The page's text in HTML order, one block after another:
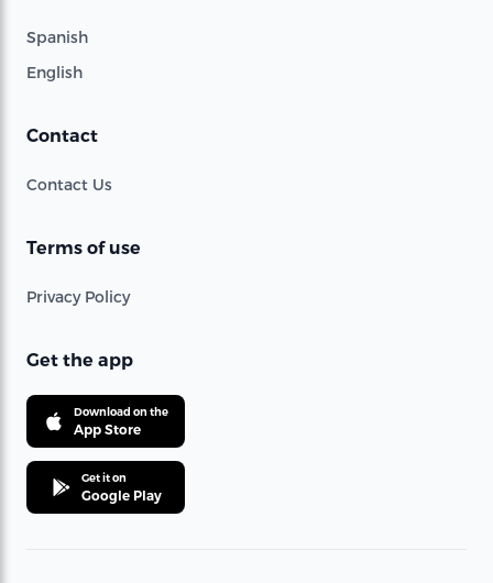
Spanish
English
Contact
Contact Us
Terms of use
Privacy Policy
Get the app
Download on the
App Store
Get it on
Google Play